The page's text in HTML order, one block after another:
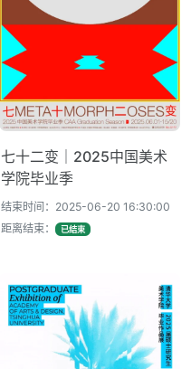
七十二变｜2025中国美术
学院毕业季
结束时间：2025-06-20 16:30:00
距离结束：
已结束